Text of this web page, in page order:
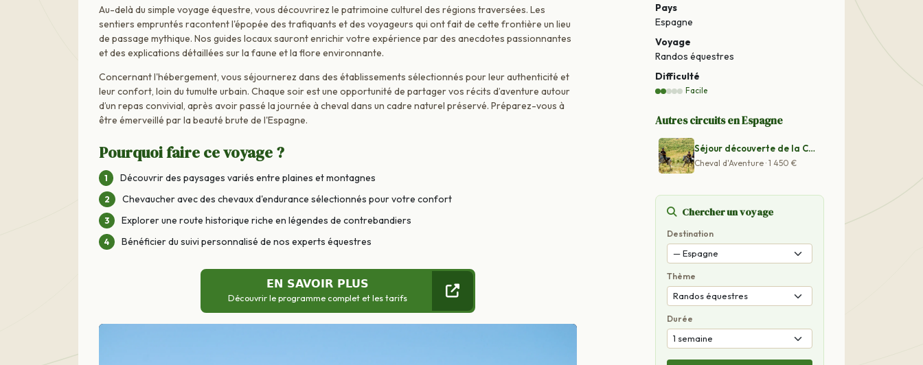
Au-delà du simple voyage équestre, vous découvrirez le patrimoine culturel des régions traversées. Les
sentiers empruntés racontent l'épopée des trafiquants et des voyageurs qui ont fait de cette frontière un lieu
de passage mythique. Nos guides locaux sauront enrichir votre expérience par des anecdotes passionnantes
et des explications détaillées sur la faune et la flore environnante.
Concernant l'hébergement, vous séjournerez dans des établissements sélectionnés pour leur authenticité et
leur confort, loin du tumulte urbain. Chaque soir est une opportunité de partager vos récits d’aventure autour
d’un repas convivial, après avoir passé la journée à cheval dans un cadre naturel préservé. Préparez-vous à
être émerveillé par la beauté brute de l'Espagne.
Pourquoi faire ce voyage ?
Découvrir des paysages variés entre plaines et montagnes
Chevaucher avec des chevaux d'endurance sélectionnés pour votre confort
Explorer une route historique riche en légendes de contrebandiers
Bénéficier du suivi personnalisé de nos experts équestres
EN SAVOIR PLUS
Découvrir le programme complet et les tarifs
Pays
Espagne
Voyage
Randos équestres
Difficulté
Facile
Autres circuits en Espagne
Séjour découverte de la Catalogne
Cheval d'Aventure · 1 450 €
Chercher un voyage
Destination
Thème
Durée